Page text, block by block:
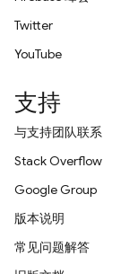
Twitter
YouTube
支持
与支持团队联系
Stack Overflow
Google Group
版本说明
常见问题解答